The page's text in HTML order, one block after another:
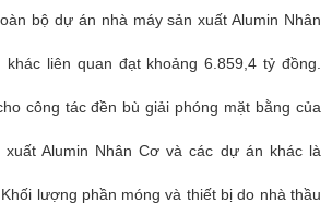
bộ dự án nhà máy sản xuất Alumin Nhân
liên quan đạt khoảng 6.859,4 tỷ đồng.
công tác đền bù giải phóng mặt bằng của
Alumin Nhân Cơ và các dự án khác là
lượng phần móng và thiết bị do nhà thầu